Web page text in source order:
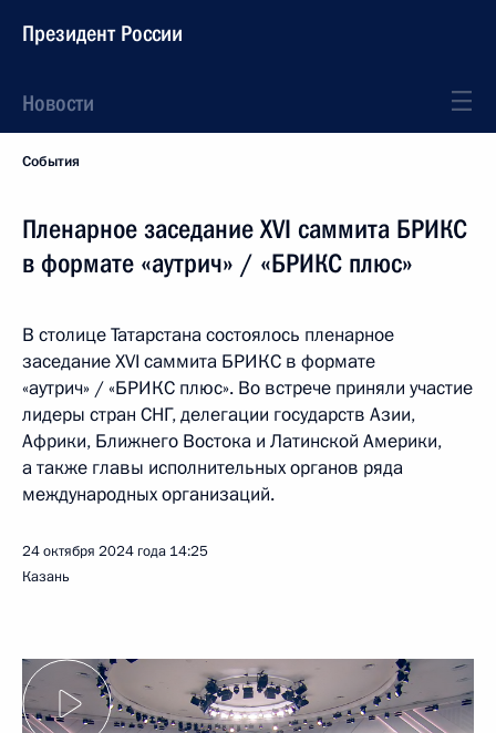
Президент России
Новости
События
Пленарное заседание XVI саммита БРИКС
в формате «аутрич» / «БРИКС плюс»
В столице Татарстана состоялось пленарное
заседание XVI саммита БРИКС в формате
«аутрич» / «БРИКС плюс». Во встрече приняли участие
лидеры стран СНГ, делегации государств Азии,
Африки, Ближнего Востока и Латинской Америки,
а также главы исполнительных органов ряда
международных организаций.
24 октября 2024 года 14:25
Казань